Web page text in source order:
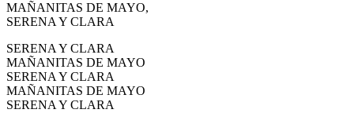
MAÑANITAS DE MAYO,
SERENA Y CLARA
SERENA Y CLARA
MAÑANITAS DE MAYO
SERENA Y CLARA
MAÑANITAS DE MAYO
SERENA Y CLARA